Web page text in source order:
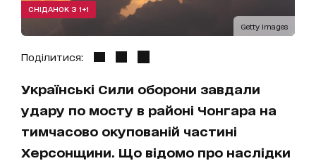
Getty Images
СНІДАНОК З 1+1
Поділитися:
Українські Сили оборони завдали
удару по мосту в районі Чонгара на
тимчасово окупованій частині
Херсонщини. Що відомо про наслідки